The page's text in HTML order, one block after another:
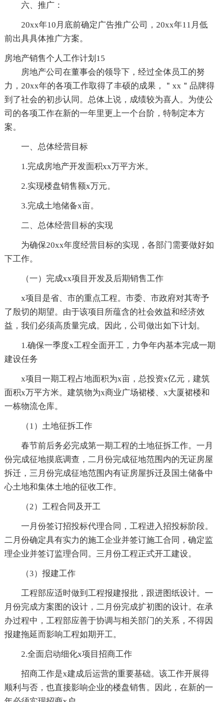
六、推广：
20xx年10月底前确定广告推广公司，20xx年11月低
前出具具体推广方案。
房地产销售个人工作计划15
房地产公司在董事会的领导下，经过全体员工的努
力，20xx年的各项工作取得了丰硕的成果，＂xx＂品牌得
到了社会的初步认同。总体上说，成绩较为喜人。为使公
司的各项工作在新的一年里更上一个台阶，特制定本方
案。
一、总体经营目标
1.完成房地产开发面积xx万平方米。
2.实现楼盘销售额x万元。
3.完成土地储备x亩。
二、总体经营目标的实现
为确保20xx年度经营目标的实现，各部门需要做好如
下工作。
（一）完成xx项目开发及后期销售工作
x项目是省、市的重点工程。市委、市政府对其寄予
了殷切的期望。由于该项目所蕴含的社会效益和经济效
益，我们必须高质量完成。因此，公司做出如下计划。
1.确保一季度x工程全面开工，力争年内基本完成一期
建设任务
x项目一期工程占地面积为x亩，总投资x亿元，建筑
面积x万平方米。建筑物为x商业广场裙楼、x大厦裙楼和
一栋物流仓库。
（1）土地征拆工作
春节前后务必完成第一期工程的土地征拆工作。一月
份完成征地摸底调查，二月份完成征地范围内的无证房屋
拆迁，三月份完成征地范围内有证房屋拆迁及国土储备中
心土地和集体土地的征收工作。
（2）工程合同及开工
一月份签订招投标代理合同，工程进入招投标阶段。
二月份确定具有实力的施工企业并签订施工合同，确定监
理企业并签订监理合同。三月份工程正式开工建设。
（3）报建工作
工程部应适时做到工程报建报批，跟进图纸设计。一
月份完成方案图的设计，二月份完成扩初图的设计。在承
办过程中，工程部应善于协调与相关部门的关系，不得因
报建拖延而影响工程如期开工。
2.全面启动细化x项目招商工作
招商工作是x建成后运营的重要基础。该工作开展得
顺利与否，也直接影响企业的楼盘销售。因此，在新的一